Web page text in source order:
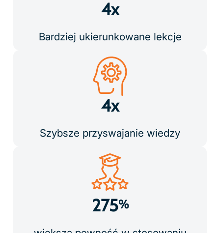
W ClassVR każda szkoła otrzymuje dedykowanego
Menedżera ds. Technicznej Obsługi Klienta oraz
nauczyciele i specjaliści EdTech zapewniają jasną,
praktyczną pomoc — od konfiguracji i szkoleń, po